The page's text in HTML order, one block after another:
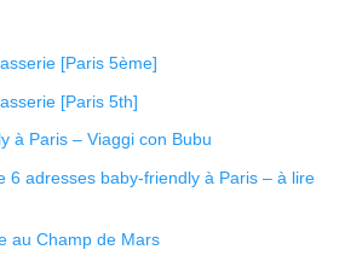
[Paris 5ème]
[Paris 5th]
à Paris – Viaggi con Bubu
6 adresses baby-friendly à Paris – à lire
au Champ de Mars